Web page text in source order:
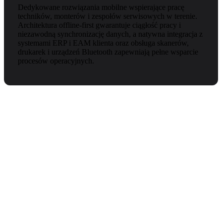
Dedykowane rozwiązania mobilne wspierające pracę
techników, monterów i zespołów serwisowych w terenie.
Architektura offline-first gwarantuje ciągłość pracy i
niezawodną synchronizację danych, a natywna integracja z
systemami ERP i EAM klienta oraz obsługa skanerów,
drukarek i urządzeń Bluetooth zapewniają pełne wsparcie
procesów operacyjnych.